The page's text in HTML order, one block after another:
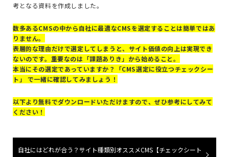
考となる資料を作成しました。
数多あるCMSの中から自社に最適なCMSを選定することは簡単ではあ
りません。
表層的な理由だけで選定してしまうと、サイト価値の向上は実現でき
ないのです。重要なのは「課題ありき」から始めること。
本当にその選定であっていますか？「CMS選定に役立つチェックシー
ト」 で一緒に確認してみましょう！
以下より無料でダウンロードいただけますので、ぜひ参考にしてみて
ください！
自社にはどれが合う？サイト種類別オススメCMS【チェックシート